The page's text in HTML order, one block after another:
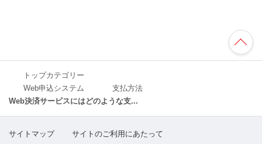
TO
P
へ
トップカテゴリー
Web申込システム
支払方法
Web決済サービスにはどのような支...
サイトマップ サイトのご利用にあたって